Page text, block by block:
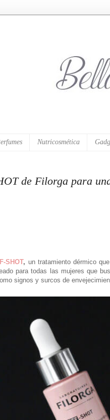
Nutricosmética
de Filorga para
SHOT, un tratamiento dérmico
para todas las mujeres que
signos y surcos de